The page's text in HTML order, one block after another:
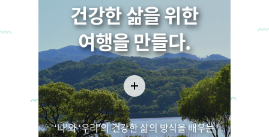
1724
24
2026.04.
2026년 간현관광지 야간
관광코스 나오라쇼 운영
건강한 삶을 위한
여행을 만들다.
‘나’와 ‘우리’의 건강한 삶의 방식을 배우는